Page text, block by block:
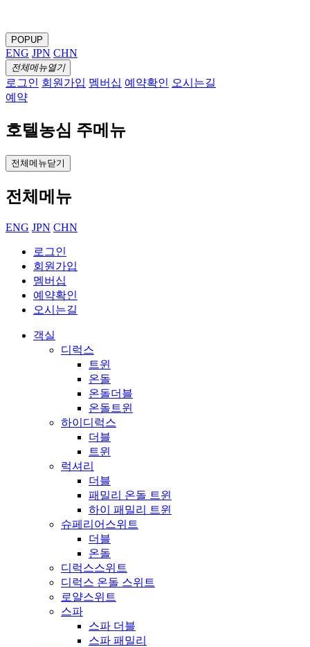
POPUP
ENG JPN CHN
전체메뉴열기
로그인 회원가입 멤버십 예약확인 오시는길
예약
호텔농심 주메뉴
전체메뉴닫기
전체메뉴
ENG JPN CHN
로그인
회원가입
멤버십
예약확인
오시는길
객실
디럭스
트윈
온돌
온돌더블
온돌트윈
하이디럭스
더블
트윈
럭셔리
더블
패밀리 온돌 트윈
하이 패밀리 트윈
슈페리어스위트
더블
온돌
디럭스스위트
디럭스 온돌 스위트
로얄스위트
스파
스파 더블
스파 패밀리